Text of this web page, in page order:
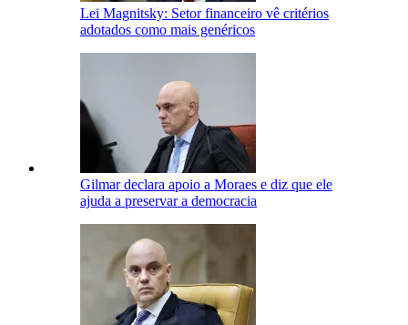
Lei Magnitsky: Setor financeiro vê critérios
adotados como mais genéricos
Gilmar declara apoio a Moraes e diz que ele
ajuda a preservar a democracia